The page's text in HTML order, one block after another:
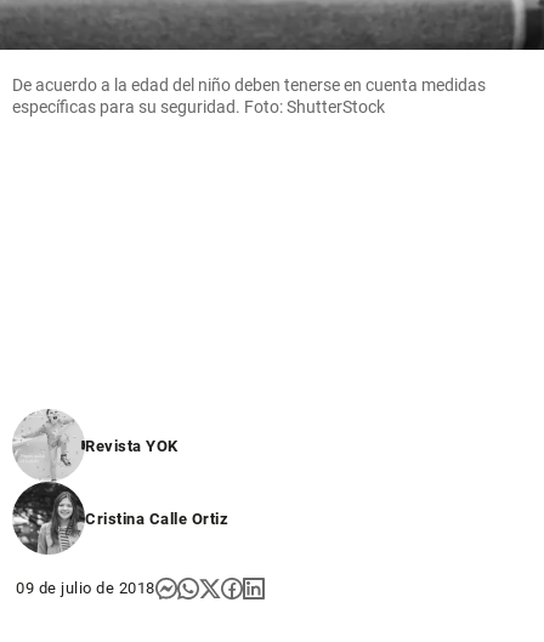
De acuerdo a la edad del niño deben tenerse en cuenta medidas
específicas para su seguridad. Foto: ShutterStock
Revista YOK
Cristina Calle Ortiz
09 de julio de 2018